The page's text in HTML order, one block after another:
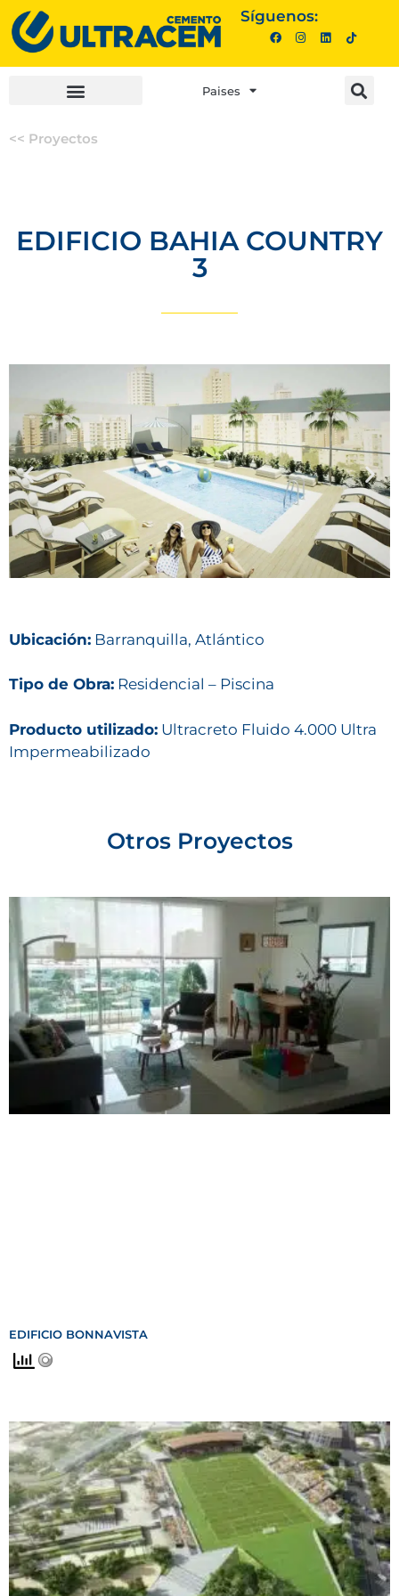
Síguenos:
Paises
<< Proyectos
EDIFICIO BAHIA COUNTRY
3
Ubicación: Barranquilla, Atlántico
Tipo de Obra: Residencial – Piscina
Producto utilizado: Ultracreto Fluido 4.000 Ultra
Impermeabilizado
Otros Proyectos
EDIFICIO BONNAVISTA